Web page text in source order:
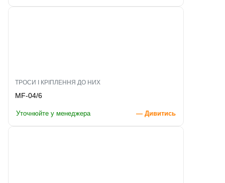
ТРОСИ І КРІПЛЕННЯ ДО НИХ
MF-04/6
Уточнюйте у менеджера — Дивитись